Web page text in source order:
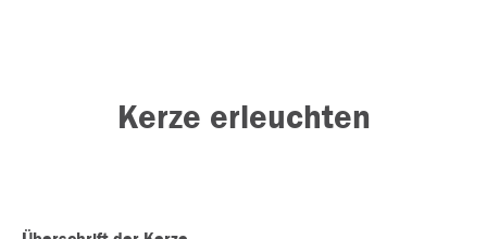
Kerze erleuchten